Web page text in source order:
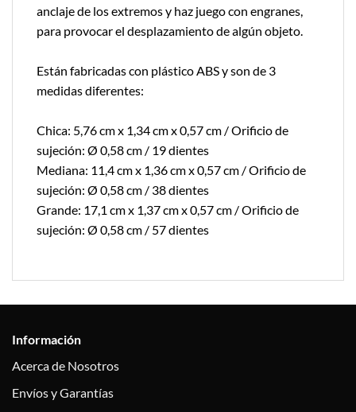
anclaje de los extremos y haz juego con engranes,
para provocar el desplazamiento de algún objeto.
Están fabricadas con plástico ABS y son de 3
medidas diferentes:
Chica: 5,76 cm x 1,34 cm x 0,57 cm / Orificio de
sujeción: Ø 0,58 cm / 19 dientes
Mediana: 11,4 cm x 1,36 cm x 0,57 cm / Orificio de
sujeción: Ø 0,58 cm / 38 dientes
Grande: 17,1 cm x 1,37 cm x 0,57 cm / Orificio de
sujeción: Ø 0,58 cm / 57 dientes
Información
Acerca de Nosotros
Envíos y Garantías